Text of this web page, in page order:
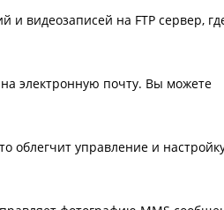
и видеозаписей на FTP сервер,
электронную почту. Вы можете
облегчит управление и